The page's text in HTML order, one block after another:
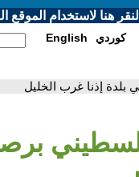
هنا لاستخدام الموقع
English كوردي
إذنا غرب الخليل